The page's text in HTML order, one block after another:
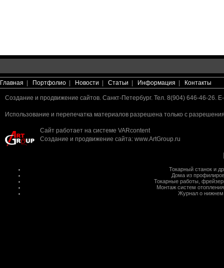
Главная Портфолио Новости Статьи Информация Контакты
Создание и продвижение сайтов. Санкт-Петербург. Тел. 8(904) 646-46-26.
Использование и перепечатка материалов разрешена только с
Сайт работает на системе VARcontent
Создание и продвижение сайта: www.ArtGroup.ru
Токарный станок и
Дома из
Токарные работы
Монтаж систем отопления
Журнал о нижнем